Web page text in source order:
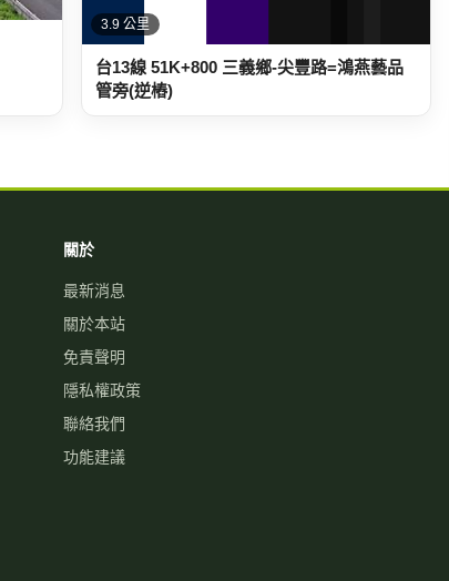
3.9 公里
台13線 51K+800 三義鄉-尖豐路=鴻燕藝品
管旁(逆樁)
關於
最新消息
關於本站
免責聲明
隱私權政策
聯絡我們
功能建議